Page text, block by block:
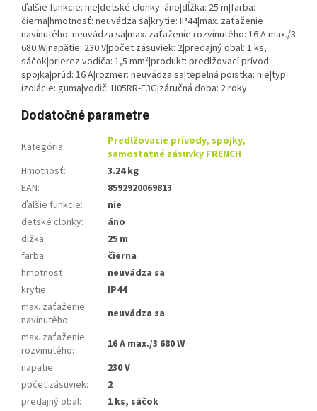
ďalšie funkcie: nie|detské clonky: áno|dĺžka: 25 m|farba:
čierna|hmotnosť: neuvádza sa|krytie: IP44|max. zaťaženie
navinutého: neuvádza sa|max. zaťaženie rozvinutého: 16 A max./3
680 W|napätie: 230 V|počet zásuviek: 2|predajný obal: 1 ks,
sáčok|prierez vodiča: 1,5 mm²|produkt: predlžovací prívod–
spojka|prúd: 16 A|rozmer: neuvádza sa|tepelná poistka: nie|typ
izolácie: guma|vodič: H05RR-F3G|záručná doba: 2 roky
Dodatočné parametre
Kategória:
Predlžovacie prívody, spojky,
samostatné zásuvky FRENCH
Hmotnosť:
3.24 kg
EAN:
8592920069813
ďalšie funkcie:
nie
detské clonky:
áno
dĺžka:
25 m
farba:
čierna
hmotnosť:
neuvádza sa
krytie:
IP44
max. zaťaženie
navinutého:
neuvádza sa
max. zaťaženie
rozvinutého:
16 A max./3 680 W
napätie:
230 V
počet zásuviek:
2
predajný obal:
1 ks, sáčok